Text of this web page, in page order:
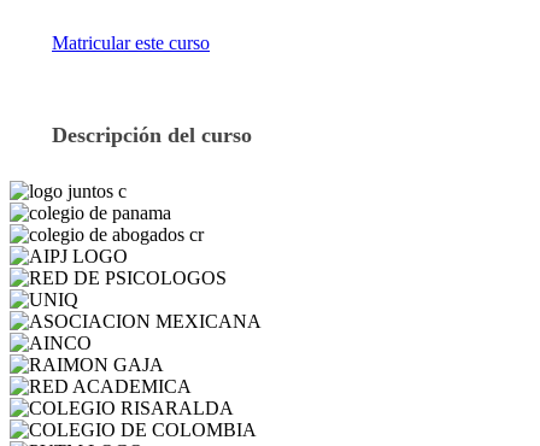
Matricular este curso
Descripción del curso